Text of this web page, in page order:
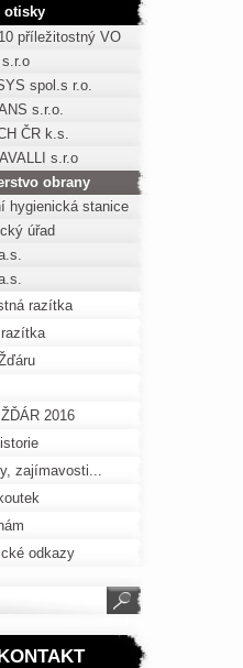
otisky
příležitostný VO
spol.s r.o.
s.r.o.
ČR k.s.
s.r.o
obrany
hygienická stanice
úřad
razítka
2016
zajímavosti...
odkazy